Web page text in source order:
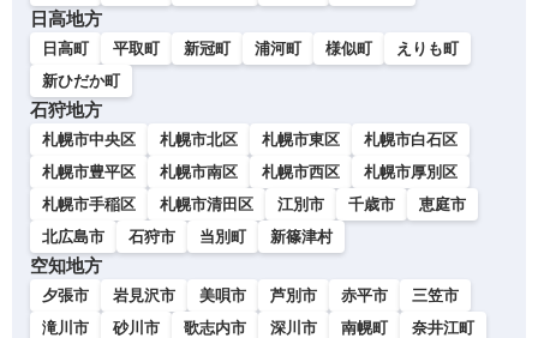
日高地方
日高町 平取町 新冠町 浦河町 様似町
えりも町
新ひだか町
石狩地方
札幌市中央区 札幌市北区 札幌市東区
札幌市白石区
札幌市豊平区
札幌市南区 札幌市西区
札幌市厚別区
札幌市手稲区
札幌市清田区 江別市 千歳市
恵庭市
北広島市
石狩市 当別町 新篠津村
空知地方
夕張市 岩見沢市 美唄市 芦別市 赤平市
三笠市
滝川市
砂川市 歌志内市 深川市 南幌町
奈井江町